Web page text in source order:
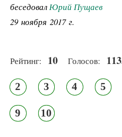
беседовалЮрий Пущаев
29 ноября 2017 г.
Рейтинг: 10 Голосов:
2 3 4 5
9 10